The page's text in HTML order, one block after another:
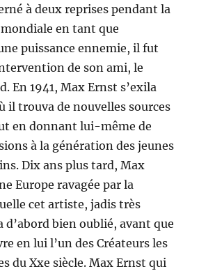
à deux reprises pendant la
mondiale en tant que
puissance ennemie, il fut
de son ami, le
En 1941, Max Ernst s’exila
il trouva de nouvelles sources
en donnant lui-même de
à la génération des jeunes
Dix ans plus tard, Max
Europe ravagée par la
cet artiste, jadis très
d’abord bien oublié, avant que
en lui l’un des Créateurs les
du Xxe siècle. Max Ernst qui